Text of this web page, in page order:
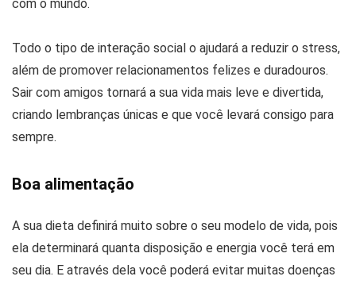
com o mundo.
Todo o tipo de interação social o ajudará a reduzir o stress,
além de promover relacionamentos felizes e duradouros.
Sair com amigos tornará a sua vida mais leve e divertida,
criando lembranças únicas e que você levará consigo para
sempre.
Boa alimentação
A sua dieta definirá muito sobre o seu modelo de vida, pois
ela determinará quanta disposição e energia você terá em
seu dia. E através dela você poderá evitar muitas doenças